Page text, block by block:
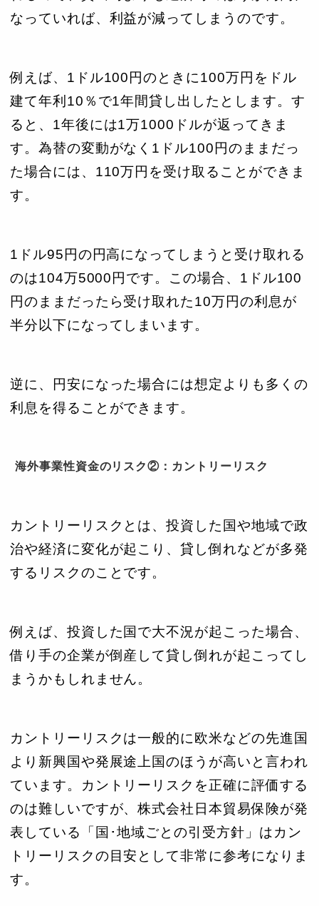
なっていれば、利益が減ってしまうのです。
例えば、1ドル100円のときに100万円をドル
建て年利10％で1年間貸し出したとします。す
ると、1年後には1万1000ドルが返ってきま
す。為替の変動がなく1ドル100円のままだっ
た場合には、110万円を受け取ることができま
す。
1ドル95円の円高になってしまうと受け取れる
のは104万5000円です。この場合、1ドル100
円のままだったら受け取れた10万円の利息が
半分以下になってしまいます。
逆に、円安になった場合には想定よりも多くの
利息を得ることができます。
海外事業性資金のリスク②：カントリーリスク
カントリーリスクとは、投資した国や地域で政
治や経済に変化が起こり、貸し倒れなどが多発
するリスクのことです。
例えば、投資した国で大不況が起こった場合、
借り手の企業が倒産して貸し倒れが起こってし
まうかもしれません。
カントリーリスクは一般的に欧米などの先進国
より新興国や発展途上国のほうが高いと言われ
ています。カントリーリスクを正確に評価する
のは難しいですが、株式会社日本貿易保険が発
表している「国･地域ごとの引受方針」はカン
トリーリスクの目安として非常に参考になりま
す。